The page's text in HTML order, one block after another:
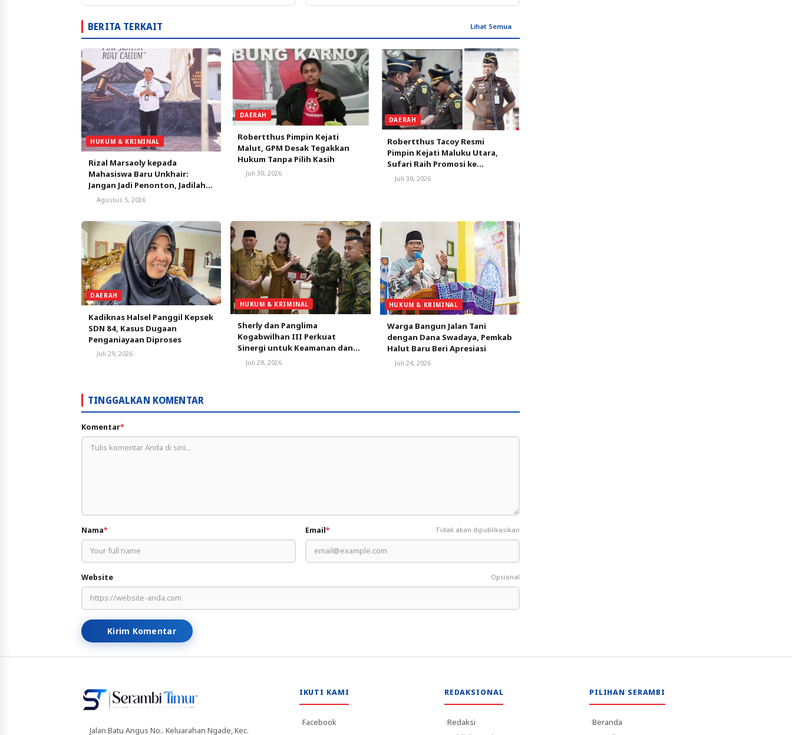
BERITA TERKAIT Lihat Semua
HUKUM & KRIMINAL
Rizal Marsaoly kepada
Mahasiswa Baru Unkhair:
Jangan Jadi Penonton, Jadilah
Penggerak Masa Depan
Agustus 5, 2026
DAERAH
Robertthus Pimpin Kejati
Malut, GPM Desak Tegakkan
Hukum Tanpa Pilih Kasih
Juli 30, 2026
DAERAH
Robertthus Tacoy Resmi
Pimpin Kejati Maluku Utara,
Sufari Raih Promosi ke
Kejaksaan Agung
Juli 30, 2026
DAERAH
Kadiknas Halsel Panggil Kepsek
SDN 84, Kasus Dugaan
Penganiayaan Diproses
Juli 29, 2026
HUKUM & KRIMINAL
Sherly dan Panglima
Kogabwilhan III Perkuat
Sinergi untuk Keamanan dan
Pembangunan Malut
Juli 28, 2026
HUKUM & KRIMINAL
Warga Bangun Jalan Tani
dengan Dana Swadaya, Pemkab
Halut Baru Beri Apresiasi
Juli 24, 2026
TINGGALKAN KOMENTAR
Komentar*
Nama* Email* Tidak akan dipublikasikan
Website Opsional
Kirim Komentar
Jalan Batu Angus No.. Keluarahan Ngade, Kec.
IKUTI KAMI
Facebook
REDAKSIONAL
Redaksi
PILIHAN SERAMBI
Beranda